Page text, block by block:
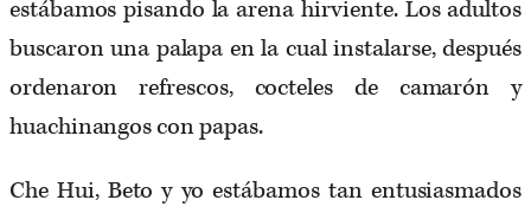
estábamos pisando la arena hirviente. Los adultos
buscaron una palapa en la cual instalarse, después
ordenaron refrescos, cocteles de camarón y
huachinangos con papas.
Che Hui, Beto y yo estábamos tan entusiasmados